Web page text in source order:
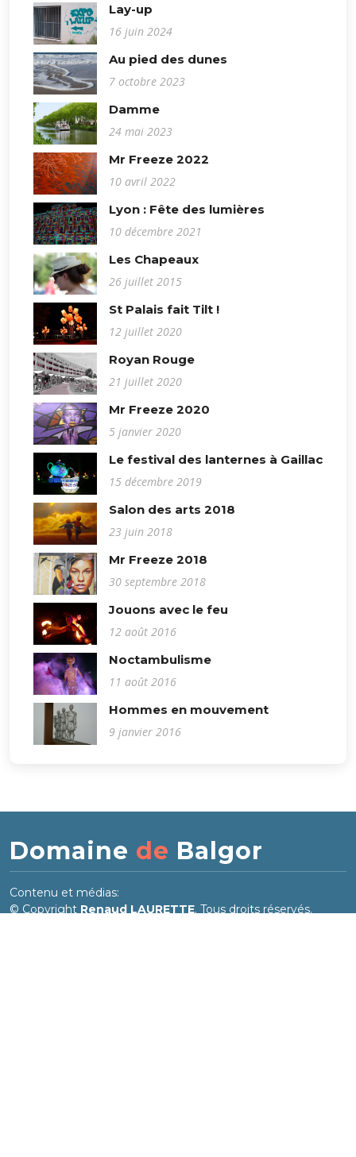
Lay-up
16 juin 2024
Au pied des dunes
7 octobre 2023
Damme
24 mai 2023
Mr Freeze 2022
10 avril 2022
Lyon : Fête des lumières
10 décembre 2021
Les Chapeaux
26 juillet 2015
St Palais fait Tilt !
12 juillet 2020
Royan Rouge
21 juillet 2020
Mr Freeze 2020
5 janvier 2020
Le festival des lanternes à Gaillac
15 décembre 2019
Salon des arts 2018
23 juin 2018
Mr Freeze 2018
30 septembre 2018
Jouons avec le feu
12 août 2016
Noctambulisme
11 août 2016
Hommes en mouvement
9 janvier 2016
Domaine de Balgor
Contenu et médias:
© Copyright Renaud LAURETTE. Tous droits réservés.